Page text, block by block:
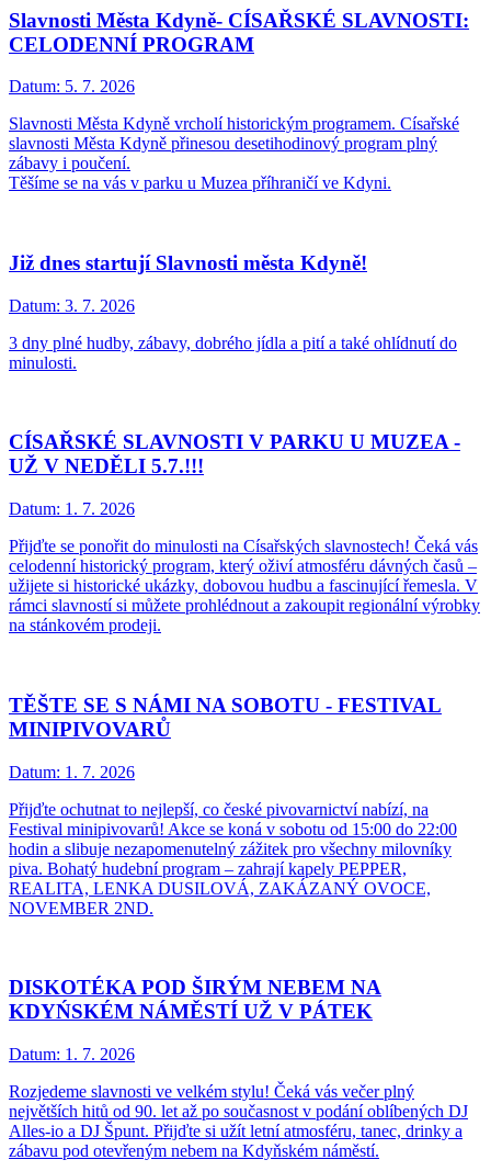
Slavnosti Města Kdyně- CÍSAŘSKÉ SLAVNOSTI:
CELODENNÍ PROGRAM
Datum: 5. 7. 2026
Slavnosti Města Kdyně vrcholí historickým programem. Císařské
slavnosti Města Kdyně přinesou desetihodinový program plný
zábavy i poučení.
Těšíme se na vás v parku u Muzea příhraničí ve Kdyni.
Již dnes startují Slavnosti města Kdyně!
Datum: 3. 7. 2026
3 dny plné hudby, zábavy, dobrého jídla a pití a také ohlídnutí do
minulosti.
CÍSAŘSKÉ SLAVNOSTI V PARKU U MUZEA -
UŽ V NEDĚLI 5.7.!!!
Datum: 1. 7. 2026
Přijďte se ponořit do minulosti na Císařských slavnostech! Čeká vás
celodenní historický program, který oživí atmosféru dávných časů –
užijete si historické ukázky, dobovou hudbu a fascinující řemesla. V
rámci slavností si můžete prohlédnout a zakoupit regionální výrobky
na stánkovém prodeji.
TĚŠTE SE S NÁMI NA SOBOTU - FESTIVAL
MINIPIVOVARŮ
Datum: 1. 7. 2026
Přijďte ochutnat to nejlepší, co české pivovarnictví nabízí, na
Festival minipivovarů! Akce se koná v sobotu od 15:00 do 22:00
hodin a slibuje nezapomenutelný zážitek pro všechny milovníky
piva. Bohatý hudební program – zahrají kapely PEPPER,
REALITA, LENKA DUSILOVÁ, ZAKÁZANÝ OVOCE,
NOVEMBER 2ND.
DISKOTÉKA POD ŠIRÝM NEBEM NA
KDYŃSKÉM NÁMĚSTÍ UŽ V PÁTEK
Datum: 1. 7. 2026
Rozjedeme slavnosti ve velkém stylu! Čeká vás večer plný
největších hitů od 90. let až po současnost v podání oblíbených DJ
Alles-io a DJ Špunt. Přijďte si užít letní atmosféru, tanec, drinky a
zábavu pod otevřeným nebem na Kdyňském náměstí.